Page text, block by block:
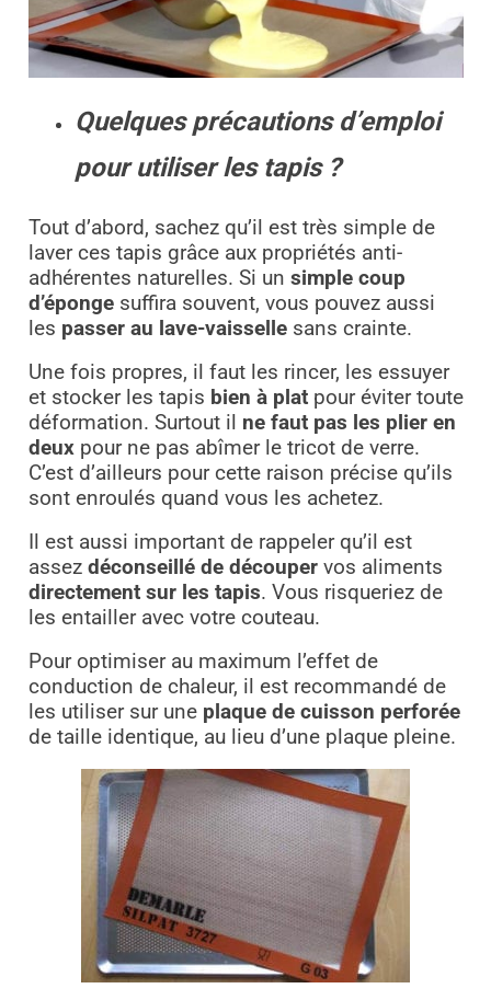
Quelques précautions d’emploi
pour utiliser les tapis ?
Tout d’abord, sachez qu’il est très simple de
laver ces tapis grâce aux propriétés anti-
adhérentes naturelles. Si un simple coup
d’épongesuffira souvent, vous pouvez aussi
les passer au lave-vaissellesans crainte.
Une fois propres, il faut les rincer, les essuyer
et stocker les tapis bien à platpour éviter toute
déformation. Surtout il ne faut pas les plier en
deuxpour ne pas abîmer le tricot de verre.
C’est d’ailleurs pour cette raison précise qu’ils
sont enroulés quand vous les achetez.
Il est aussi important de rappeler qu’il est
assez déconseillé de découpervos aliments
directement sur les tapis. Vous risqueriez de
les entailler avec votre couteau.
Pour optimiser au maximum l’effet de
conduction de chaleur, il est recommandé de
les utiliser sur une plaque de cuisson perforée
de taille identique, au lieu d’une plaque pleine.